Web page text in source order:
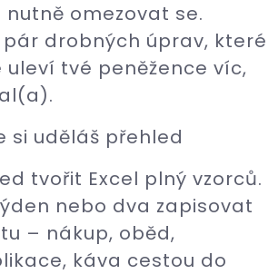
omezovat se.
drobných úprav, které
tvé peněžence víc,
si uděláš přehled
tvořit Excel plný vzorců.
nebo dva zapisovat
– nákup, oběd,
káva cestou do